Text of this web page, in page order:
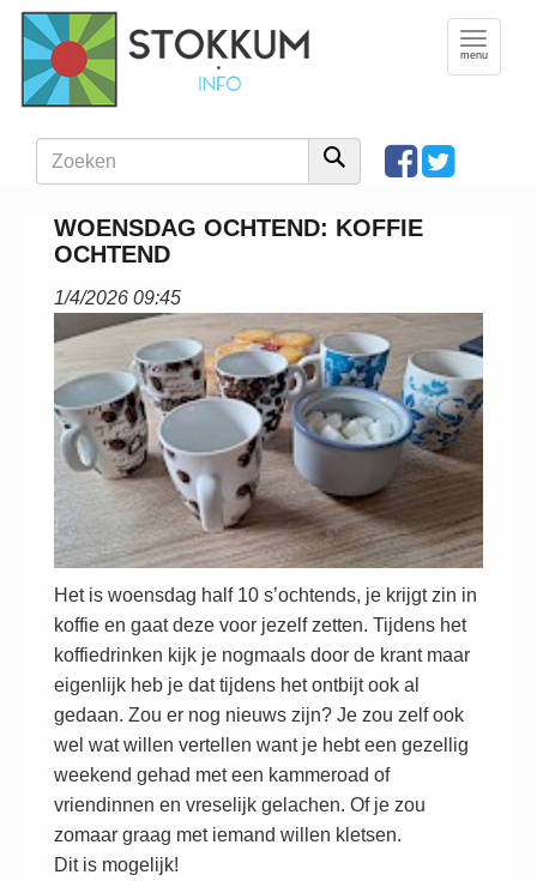
Toggle
navigation
menu
WOENSDAG OCHTEND: KOFFIE
OCHTEND
1/4/2026 09:45
Het is woensdag half 10 s’ochtends, je krijgt zin in
koffie en gaat deze voor jezelf zetten. Tijdens het
koffiedrinken kijk je nogmaals door de krant maar
eigenlijk heb je dat tijdens het ontbijt ook al
gedaan. Zou er nog nieuws zijn? Je zou zelf ook
wel wat willen vertellen want je hebt een gezellig
weekend gehad met een kammeroad of
vriendinnen en vreselijk gelachen. Of je zou
zomaar graag met iemand willen kletsen.
Dit is mogelijk!